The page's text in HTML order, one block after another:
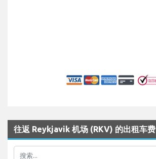
往返 Reykjavik 机场 (RKV) 的出租车费